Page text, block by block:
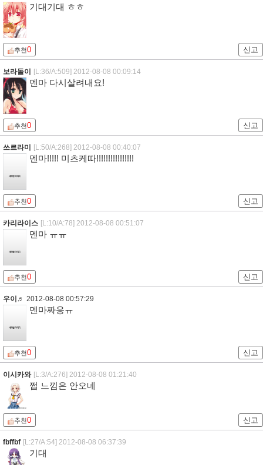
기대기대 ㅎㅎ
추천0 신고
보라돌이 [L:36/A:509] 2012-08-08 00:09:14
멘마 다시살려내요!
추천0 신고
쓰르라미 [L:50/A:268] 2012-08-08 00:40:07
멘마!!!!! 미츠케따!!!!!!!!!!!!!!!!
추천0 신고
카리라이스 [L:10/A:78] 2012-08-08 00:51:07
멘마 ㅠㅠ
추천0 신고
우이♬ 2012-08-08 00:57:29
멘마짜응ㅠ
추천0 신고
이시카와 [L:3/A:276] 2012-08-08 01:21:40
쩝 느낌은 안오네
추천0 신고
fbffbf [L:27/A:54] 2012-08-08 06:37:39
기대